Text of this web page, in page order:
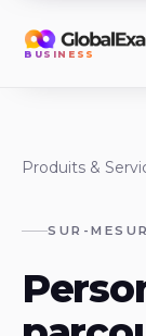
BUSINESS
Produits &
SUR-